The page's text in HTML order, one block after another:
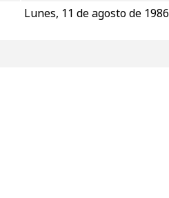
Lunes, 11 de agosto de 1986